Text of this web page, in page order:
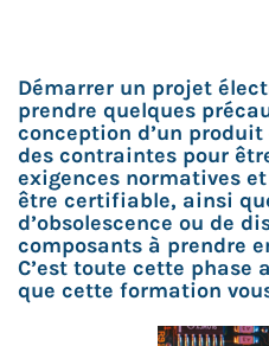
Démarrer un projet
prendre quelques
conception d’un
des contraintes pour
exigences normatives
être certifiable, ainsi
d’obsolescence ou de
composants à prendre
C’est toute cette phase
que cette formation